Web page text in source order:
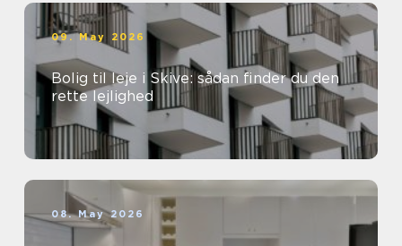
09. May 2026
Bolig til leje i Skive: sådan finder du den
rette lejlighed
08. May 2026